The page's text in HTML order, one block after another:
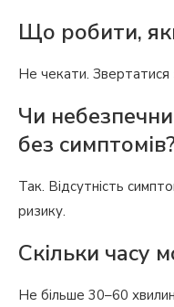
Що робити,
Не чекати.
Чи
без
Так. Відсутність
ризику.
Скільки часу
Не більше 30–60